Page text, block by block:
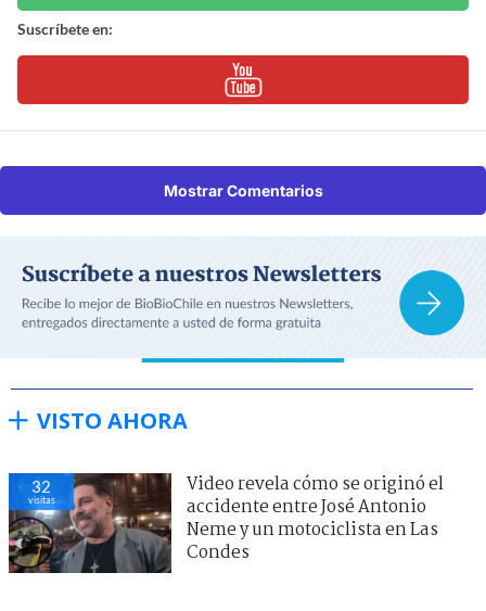
Suscríbete en:
Mostrar Comentarios
VISTO AHORA
32
visitas
Video revela cómo se originó el
accidente entre José Antonio
Neme y un motociclista en Las
Condes